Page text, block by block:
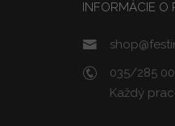
INFORMÁCIE O
035/285 00
Každý